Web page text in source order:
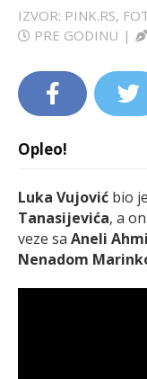
IZVOR: PINK.RS,
PRE GODINU |
Opleo!
Luka Vujović bio
Tanasijevića, a
veze sa Aneli
Nenadom